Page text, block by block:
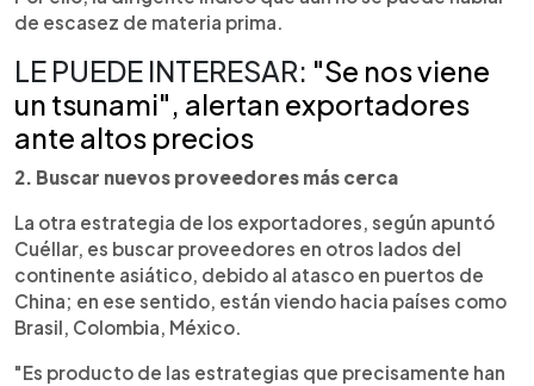
de escasez de materia prima.
LE PUEDE INTERESAR: "Se nos viene
un tsunami", alertan exportadores
ante altos precios
2. Buscar nuevos proveedores más cerca
La otra estrategia de los exportadores, según apuntó
Cuéllar, es buscar proveedores en otros lados del
continente asiático, debido al atasco en puertos de
China; en ese sentido, están viendo hacia países como
Brasil, Colombia, México.
"Es producto de las estrategias que precisamente han